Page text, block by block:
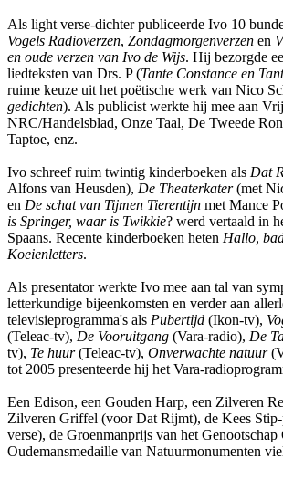
Als light verse-dichter publiceerde Ivo 10
Vogels Radioverzen, Zondagmorgenverzen en
en oude verzen van Ivo de Wijs. Hij bezorgde
liedteksten van Drs. P (Tante Constance en
ruime keuze uit het poëtische werk van Nico
gedichten). Als publicist werkte hij mee aan
NRC/Handelsblad, Onze Taal, De Tweede
Taptoe, enz.
Ivo schreef ruim twintig kinderboeken als Dat
Alfons van Heusden), De Theaterkater(met
en De schat van Tijmen Tierentijn met Mance
is Springer, waar is Twikkie? werd vertaald in
Spaans. Recente kinderboeken heten Hallo,
Koeienletters.
Als presentator werkte Ivo mee aan tal van
letterkundige bijeenkomsten en verder aan
televisieprogramma's als Pubertijd (Ikon-tv),
(Teleac-tv), De Vooruitgang (Vara-radio), De
tv), Te huur(Teleac-tv), Onverwachte natuur
tot 2005 presenteerde hij het Vara-
Een Edison, een Gouden Harp, een Zilveren
Zilveren Griffel (voor Dat Rijmt), de Kees
verse), de Groenmanprijs van het Genootschap
Oudemansmedaille van Natuurmonumenten